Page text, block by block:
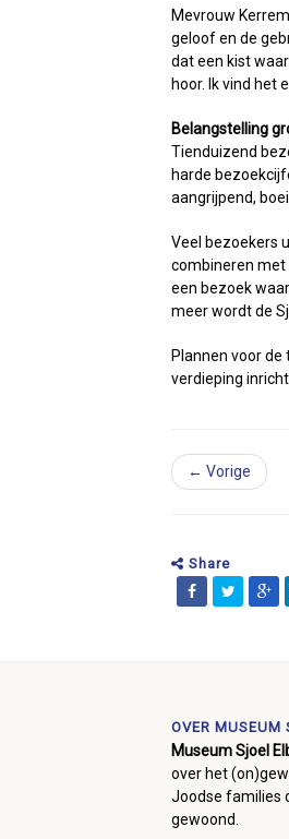
Mevrouw
geloof en de
dat een kist
hoor. Ik vind het
Belangstelling
Tienduizend
harde
aangrijpend,
Veel bezoekers
combineren met
een bezoek
meer wordt de
Plannen voor
verdieping
← Vorige
Share
OVER MUSEUM
Museum Sjoel
over het
Joodse families
gewoond.